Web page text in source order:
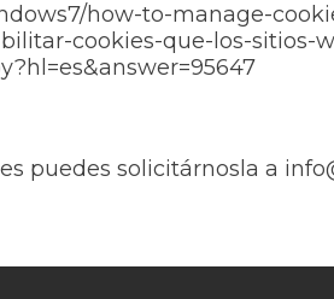
how-to-manage-
cookies-que-los-sitios-
puedes solicitárnosla a